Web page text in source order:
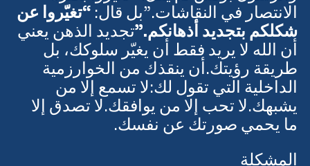
والرسول بولس لم يقل: “تغيّروا بكثرة
الانتصار في النقاشات.”بل قال: “تغيّروا عن
شكلكم بتجديد أذهانكم.”تجديد الذهن يعني
أن الله لا يريد فقط أن يغيّر سلوكك، بل
طريقة رؤيتك.أن ينقذك من الخوارزمية
الداخلية التي تقول لك:لا تسمع إلا من
يشبهك.لا تحب إلا من يوافقك.لا تصدق إلا